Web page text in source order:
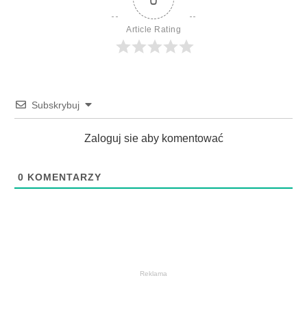
Article Rating
Subskrybuj
Zaloguj sie aby komentować
0 KOMENTARZY
Reklama